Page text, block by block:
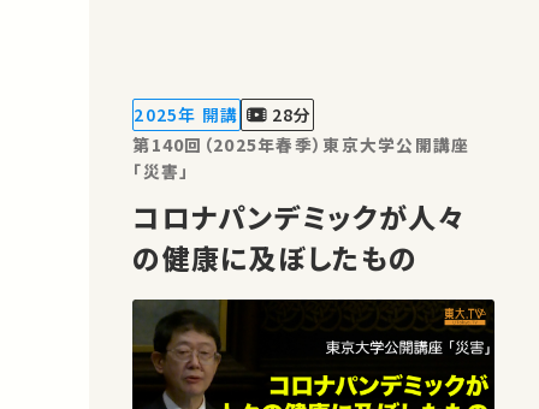
日本語で行われました。 運営・著作権処
理・映像編集：東京大学 大…
2025年 開講
28分
第140回（2025年春季）東京大学公開講座
「災害」
コロナパンデミックが人々
の健康に及ぼしたもの